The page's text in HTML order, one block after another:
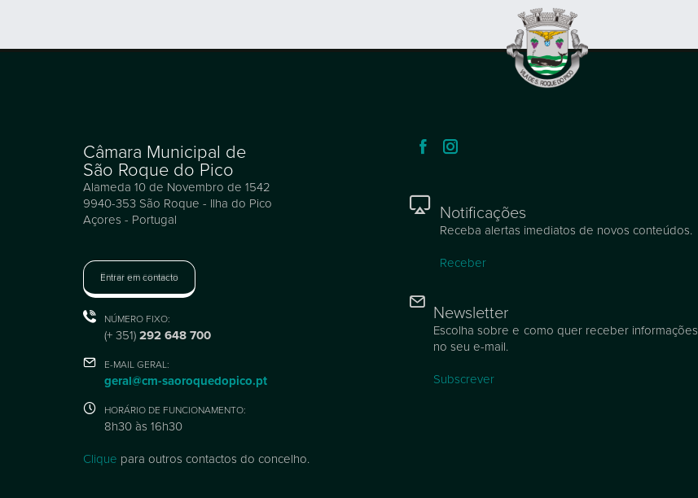
Câmara Municipal de
São Roque do Pico
Alameda 10 de Novembro de 1542
9940-353 São Roque - Ilha do Pico
Açores - Portugal
Entrar em contacto
NÚMERO FIXO:
(+ 351) 292 648 700
E-MAIL GERAL:
geral@cm-saoroquedopico.pt
HORÁRIO DE FUNCIONAMENTO:
8h30 às 16h30
Clique para outros contactos do concelho.
Notificações
Receba alertas imediatos de novos conteúdos.
Receber
Newsletter
Escolha sobre e como quer receber informações
no seu e-mail.
Subscrever